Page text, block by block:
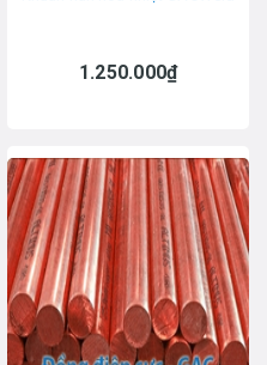
1.250.000₫